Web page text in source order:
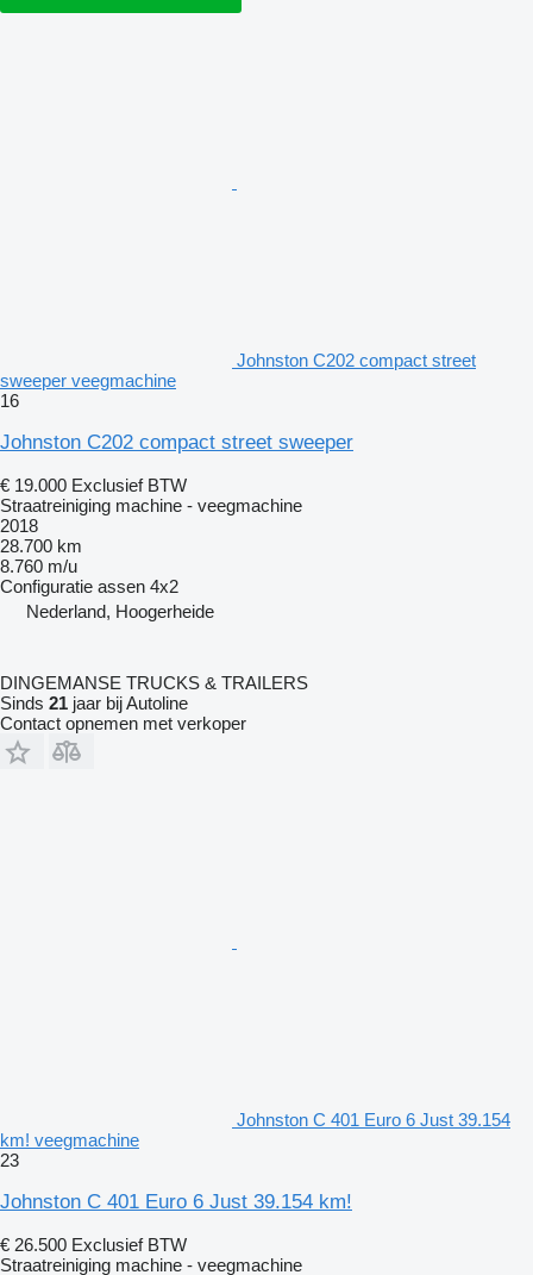
Johnston C202 compact street
sweeper veegmachine
16
Johnston C202 compact street sweeper
€ 19.000 Exclusief BTW
Straatreiniging machine - veegmachine
2018
28.700 km
8.760 m/u
Configuratie assen 4x2
Nederland, Hoogerheide
DINGEMANSE TRUCKS & TRAILERS
Sinds 21 jaar bij Autoline
Contact opnemen met verkoper
Johnston C 401 Euro 6 Just 39.154
km! veegmachine
23
Johnston C 401 Euro 6 Just 39.154 km!
€ 26.500 Exclusief BTW
Straatreiniging machine - veegmachine